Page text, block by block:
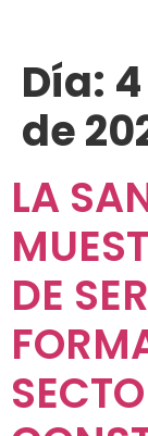
Día:
de
LA
DE